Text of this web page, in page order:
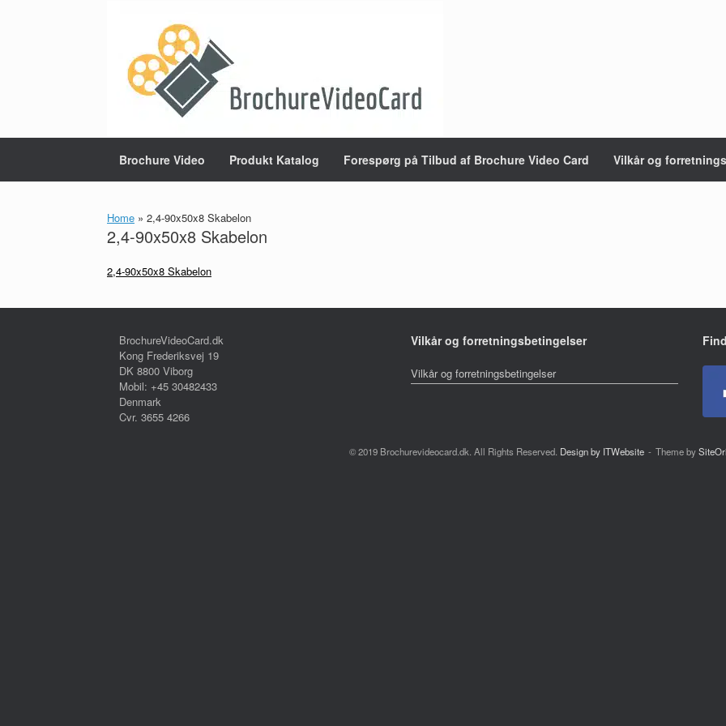
Brochure Video Produkt Katalog Forespørg på Tilbud af Brochure Video Card Vilkår og
Home » 2,4-90x50x8 Skabelon
2,4-90x50x8 Skabelon
2,4-90x50x8 Skabelon
BrochureVideoCard.dk
Kong Frederiksvej 19
DK 8800 Viborg
Mobil: +45 30482433
Denmark
Cvr. 3655 4266
Vilkår og forretningsbetingelser
Vilkår og forretningsbetingelser
© 2019 Brochurevideocard.dk. All Rights Reserved. Design by ITWebsite Theme by